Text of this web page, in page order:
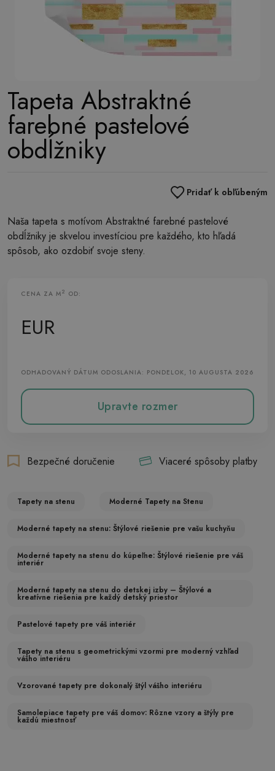
Tapeta Abstraktné
farebné pastelové
obdĺžniky
Pridať k obľúbeným
Naša tapeta s motívom Abstraktné farebné pastelové
obdĺžniky je skvelou investíciou pre každého, kto hľadá
spôsob, ako ozdobiť svoje steny.
CENA ZA M2 OD:
EUR
ODHADOVANÝ DÁTUM ODOSLANIA: PONDELOK, 10 AUGUSTA 2026
Upravte rozmer
Bezpečné doručenie Viaceré spôsoby platby
Tapety na stenu Moderné Tapety na Stenu
Moderné tapety na stenu: Štýlové riešenie pre vašu kuchyňu
Moderné tapety na stenu do kúpeľne: Štýlové riešenie pre váš
interiér
Moderné tapety na stenu do detskej izby – Štýlové a
kreatívne riešenia pre každý detský priestor
Pastelové tapety pre váš interiér
Tapety na stenu s geometrickými vzormi pre moderný vzhľad
vášho interiéru
Vzorované tapety pre dokonalý štýl vášho interiéru
Samolepiace tapety pre váš domov: Rôzne vzory a štýly pre
každú miestnosť